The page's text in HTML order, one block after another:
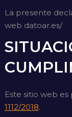
La presente
web datoar.es/
Este sitio web
1112/2018.